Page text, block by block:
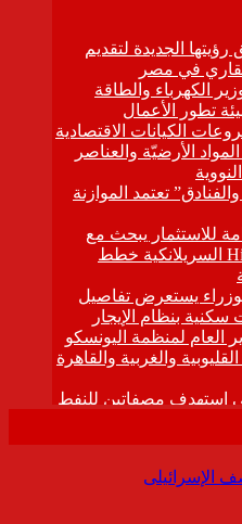
الإسرائيلى